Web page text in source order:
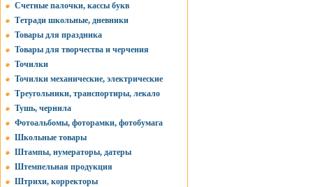
Счетные палочки, кассы букв
Тетради школьные, дневники
Товары для праздника
Товары для творчества и черчения
Точилки
Точилки механические, электрические
Треугольники, транспортиры, лекало
Тушь, чернила
Фотоальбомы, фоторамки, фотобумага
Школьные товары
Штампы, нумераторы, датеры
Штемпельная продукция
Штрихи, корректоры